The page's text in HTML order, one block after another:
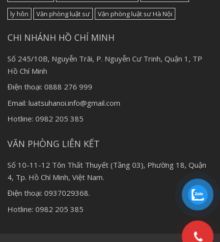
ly hôn
Văn phòng luật sư Văn phòng luật sư Hà Nội
CHI NHÁNH HỒ CHÍ MINH
Số 245/10B, Nguyễn Trãi, P. Nguyễn Cư Trinh, Quận 1, TP
Hồ Chí Minh
Điện thoại: 0888 276 999
Email: luatsuhanoi.info@gmail.com
Hotline: 0982 205 385
VĂN PHÒNG LIÊN KẾT
Số 10-11-12 Tôn Thất Thuyết (Tầng 03), Phường 18, Quận
4, Tp. Hồ Chí Minh, Việt Nam.
Điện thoại: 0937029368.
Hotline: 0982 205 385